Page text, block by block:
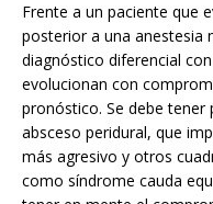
Frente a un paciente que
posterior a una anestesia
diagnóstico diferencial
evolucionan con
pronóstico. Se debe
absceso peridural, que
más agresivo y otros
como síndrome cauda